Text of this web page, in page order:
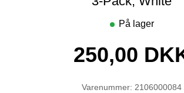
På lager
250,00
Varenummer: 2106000084